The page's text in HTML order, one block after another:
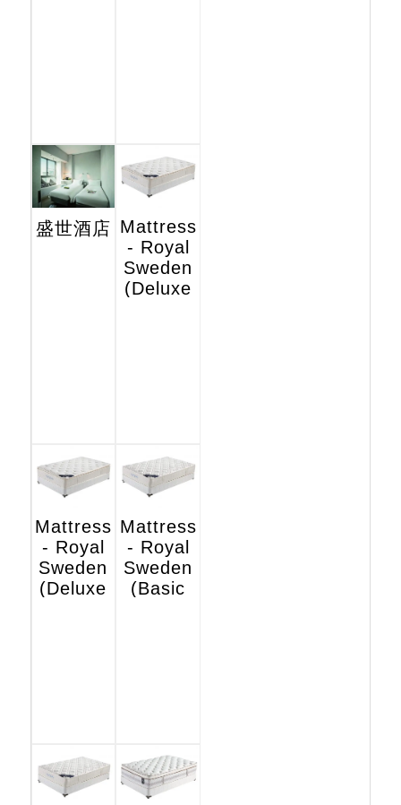
盛世酒店 Mattress
- Royal
Sweden
(Deluxe
Mattress
- Royal
Sweden
(Deluxe
Mattress
- Royal
Sweden
(Basic